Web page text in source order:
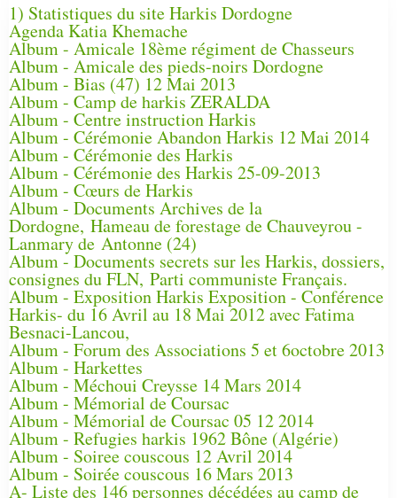
1) Statistiques du site Harkis Dordogne
Agenda Katia Khemache
Album - Amicale 18ème régiment de Chasseurs
Album - Amicale des pieds-noirs Dordogne
Album - Bias (47) 12 Mai 2013
Album - Camp de harkis ZERALDA
Album - Centre instruction Harkis
Album - Cérémonie Abandon Harkis 12 Mai 2014
Album - Cérémonie des Harkis
Album - Cérémonie des Harkis 25-09-2013
Album - Cœurs de Harkis
Album - Documents Archives de la
Dordogne, Hameau de forestage de Chauveyrou -
Lanmary de Antonne (24)
Album - Documents secrets sur les Harkis, dossiers,
consignes du FLN, Parti communiste Français.
Album - Exposition Harkis Exposition - Conférence
Harkis- du 16 Avril au 18 Mai 2012 avec Fatima
Besnaci-Lancou,
Album - Forum des Associations 5 et 6octobre 2013
Album - Harkettes
Album - Méchoui Creysse 14 Mars 2014
Album - Mémorial de Coursac
Album - Mémorial de Coursac 05 12 2014
Album - Refugies harkis 1962 Bône (Algérie)
Album - Soiree couscous 12 Avril 2014
Album - Soirée couscous 16 Mars 2013
A- Liste des 146 personnes décédées au camp de